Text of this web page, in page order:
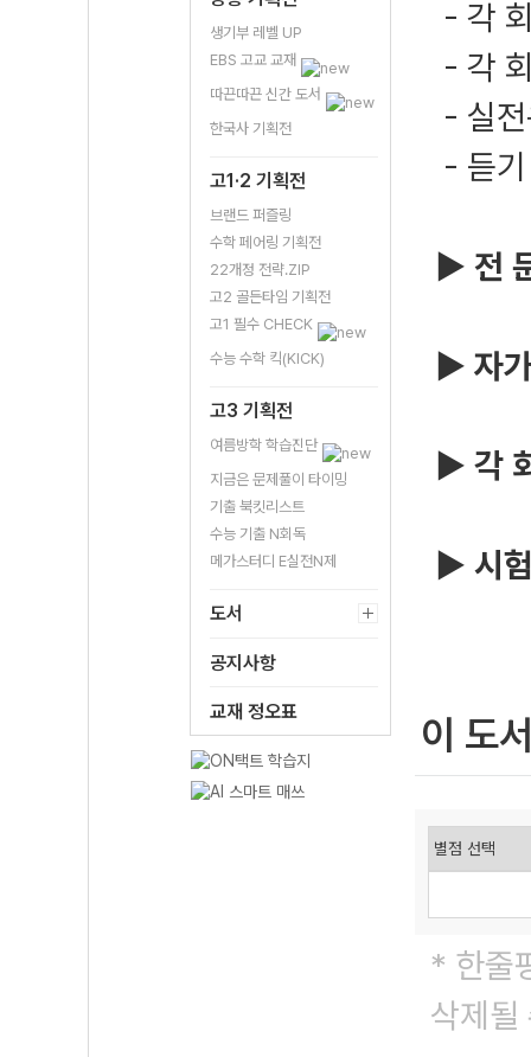
생기부 레벨 UP
EBS 고교 교재
따끈따끈 신간 도서
한국사 기획전
고1·2 기획전
브랜드 퍼즐링
수학 페어링 기획전
22개정 전략.ZIP
고2 골든타임 기획전
고1 필수 CHECK
수능 수학 킥(KICK)
고3 기획전
여름방학 학습진단
지금은 문제풀이 타이밍
기출 북킷리스트
수능 기출 N회독
메가스터디 E실전N제
도서
공지사항
교재 정오표
- 각
- 각
- 실
- 듣
▶ 전
▶ 자
▶ 각
▶ 시
이 도
* 한줄
삭제될